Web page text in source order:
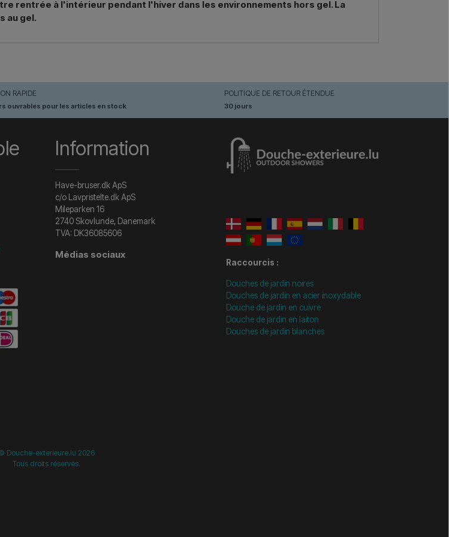
rentrée à l'intérieur pendant l'hiver dans les environnements hors gel. La
au gel.
RAPIDE
ouvrables pour les articles en stock
POLITIQUE DE RETOUR ÉTENDUE
30 jours
Information
Have-bruser.dk ApS
c/o Lavpristelte.dk ApS
Mileparken 16
2740 Skovlunde, Danemark
TVA: DK36085606
Médias sociaux
Raccourcis :
Douches de jardin noires
Douches de jardin en acier inoxydable
Douche de jardin en cuivre
Douche de jardin en laiton
Douches de jardin blanches
Douche-exterieure.lu 2026
Tous droits réservés.